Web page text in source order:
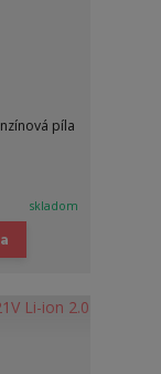
píla
skladom